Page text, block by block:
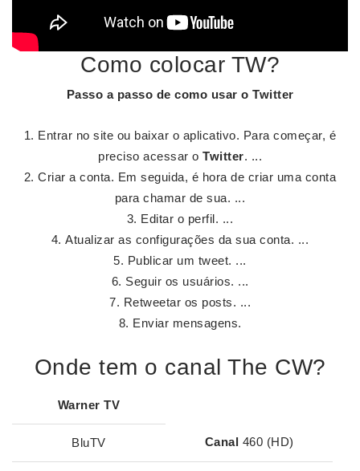
Como colocar TW?
Passo a passo de como usar o Twitter
Entrar no site ou baixar o aplicativo. Para começar, é
preciso acessar o Twitter. ...
Criar a conta. Em seguida, é hora de criar uma conta
para chamar de sua. ...
Editar o perfil. ...
Atualizar as configurações da sua conta. ...
Publicar um tweet. ...
Seguir os usuários. ...
Retweetar os posts. ...
Enviar mensagens.
Onde tem o canal The CW?
Warner TV
BluTV Canal 460 (HD)